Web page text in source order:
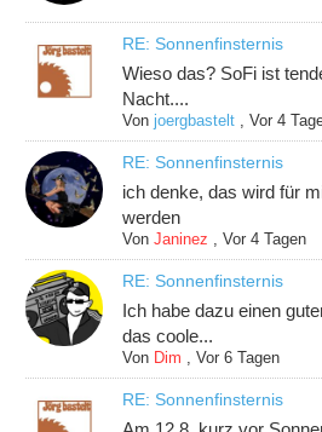
RE: Sonnenfinsternis
Wieso das? SoFi ist
Nacht....
Vonjoergbastelt ,Vor 4
RE: Sonnenfinsternis
ich denke, das wird für
werden
VonJaninez ,Vor 4 Tagen
RE: Sonnenfinsternis
Ich habe dazu einen
das coole...
Von Dim ,Vor 6 Tagen
RE: Sonnenfinsternis